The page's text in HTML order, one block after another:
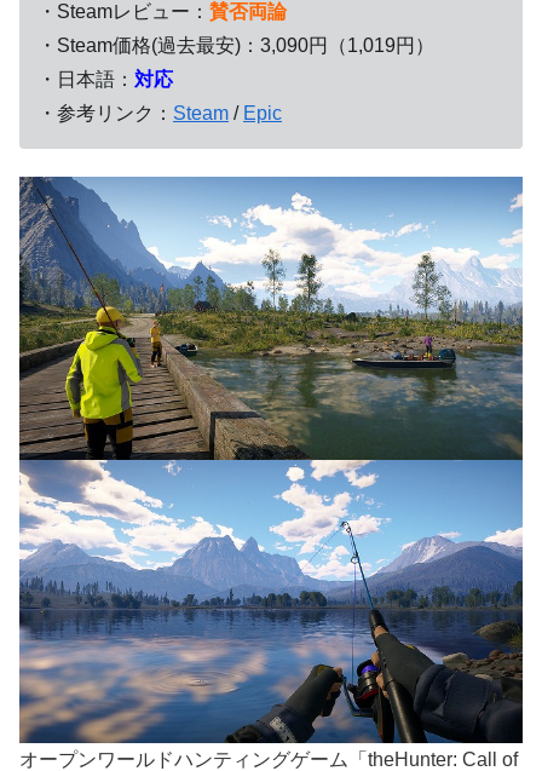
・Steamレビュー： 賛否両論
・Steam価格(過去最安)：3,090円（1,019円）
・日本語： 対応
・参考リンク： Steam / Epic
オープンワールドハンティングゲーム「theHunter: Call of